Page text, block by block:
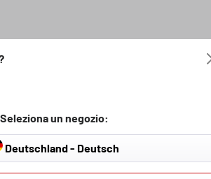
in stirene etilene butilene
i sedili sportivi RECARO standard).
Seleziona un negozio:
Deutschland - Deutsch